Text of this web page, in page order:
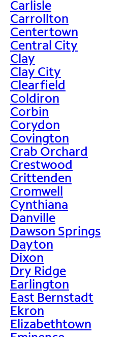
Carlisle
Carrollton
Centertown
Central City
Clay
Clay City
Clearfield
Coldiron
Corbin
Corydon
Covington
Crab Orchard
Crestwood
Crittenden
Cromwell
Cynthiana
Danville
Dawson Springs
Dayton
Dixon
Dry Ridge
Earlington
East Bernstadt
Ekron
Elizabethtown